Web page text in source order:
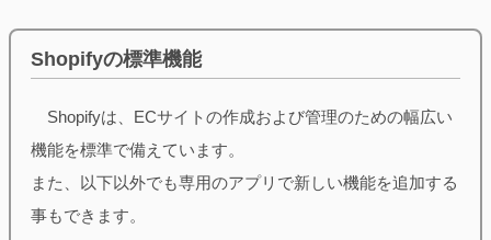
Shopifyの標準機能
Shopifyは、ECサイトの作成および管理のための幅広い
機能を標準で備えています。
また、以下以外でも専用のアプリで新しい機能を追加する
事もできます。